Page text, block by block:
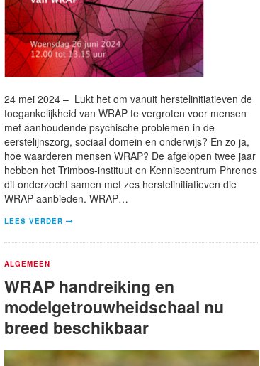
24 mei 2024 – Lukt het om vanuit herstelinitiatieven de
toegankelijkheid van WRAP te vergroten voor mensen
met aanhoudende psychische problemen in de
eerstelijnszorg, sociaal domein en onderwijs? En zo ja,
hoe waarderen mensen WRAP? De afgelopen twee jaar
hebben het Trimbos-instituut en Kenniscentrum Phrenos
dit onderzocht samen met zes herstelinitiatieven die
WRAP aanbieden. WRAP…
LEES VERDER
ALGEMEEN
WRAP handreiking en
modelgetrouwheidschaal nu
breed beschikbaar